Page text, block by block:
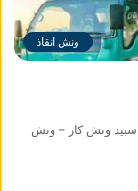
ونش انقاذ
سبيد ونش كار – ونش